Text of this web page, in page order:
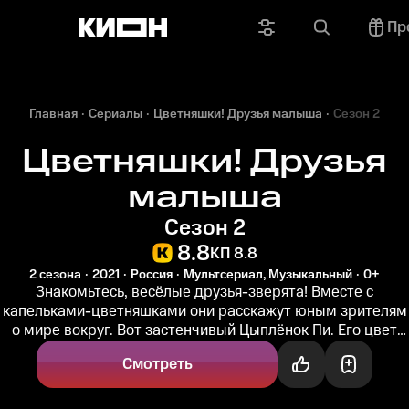
Главная Сериалы Цветняшки! Друзья малыша Сезон 2
Цветняшки! Друзья
малыша
Сезон 2
8.8КП 8.8
2 сезона 2021 Россия Мультсериал, Музыкальный 0+
Знакомьтесь, весёлые друзья-зверята! Вместе с
капельками-цветняшками они расскажут юным зрителям
о мире вокруг. Вот застенчивый Цыплёнок Пи. Его цвет
жёлтый, и он обожает...
Смотреть